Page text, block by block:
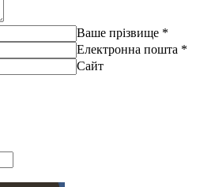
Ваше прізвище *
Електронна пошта *
Сайт